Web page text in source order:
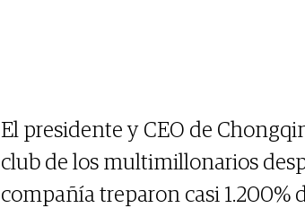
El presidente y CEO de
club de los multimillonarios
compañía treparon casi 1.200%